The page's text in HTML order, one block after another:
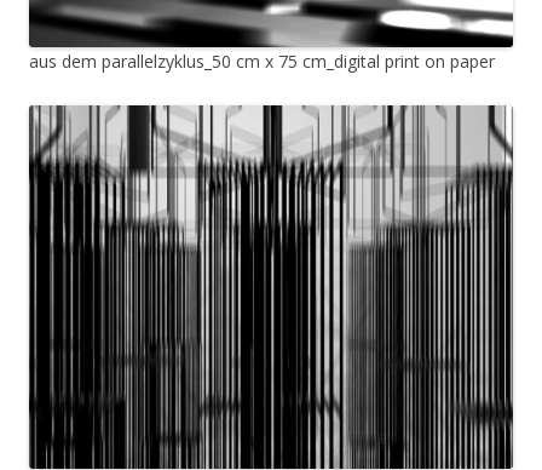
aus dem parallelzyklus_50 cm x 75 cm_digital print on paper